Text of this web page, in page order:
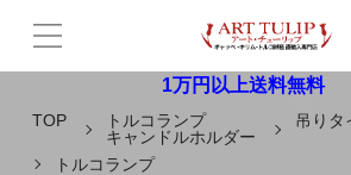
1万円以上送料無料
TOP
トルコランプ
キャンドルホルダー
吊りタ
トルコランプ